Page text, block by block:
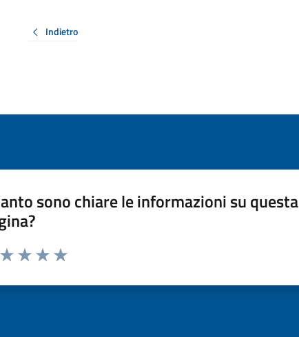
Indietro
sono chiare le informazioni su questa
da 1 a 5 stelle la pagina